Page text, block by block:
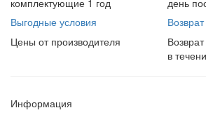
комплектующие 1 год
день
Выгодные условия
Цены от производителя
Возврат
в
Информация